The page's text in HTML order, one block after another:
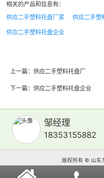
相关的产品和信息有：
供应二手塑料托盘厂家
供应二手塑
供应二手塑料托盘企业
上一篇： 供应二手塑料托盘厂
下一篇： 供应二手塑料托盘企业
邹经理
18353155882
版权所有 © 山东